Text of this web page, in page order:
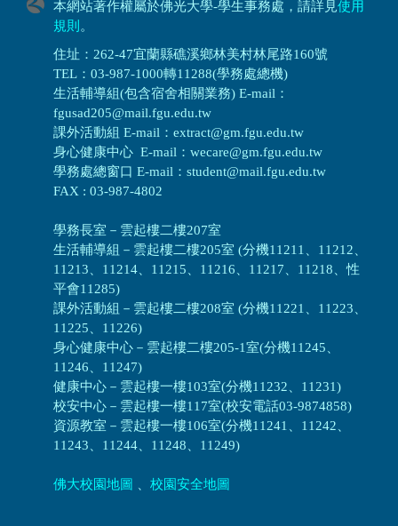
本網站著作權屬於佛光大學-學生事務處，請詳見使用
規則 。
住址：262-47宜蘭縣礁溪鄉林美村林尾路160號
TEL：03-987-1000轉11288(學務處總機)
生活輔導組(包含宿舍相關業務) E-mail：
fgusad205@mail.fgu.edu.tw
課外活動組 E-mail：extract@gm.fgu.edu.tw
身心健康中心 E-mail：wecare@gm.fgu.edu.tw
學務處總窗口 E-mail：student@mail.fgu.edu.tw
FAX : 03-987-4802
學務長室－雲起樓二樓207室
生活輔導組 － 雲起樓二樓205室 (分機11211、11212、
11213、11214、11215、11216、11217、11218、性
平會11285)
課外活動組 － 雲起樓二樓208室 (分機11221、11223、
11225、11226)
身心健康中心 － 雲起樓二樓205-1室(分機11245、
11246、11247)
健康中心－ 雲起樓一樓103室(分機11232、11231)
校安中心－ 雲起樓一樓117室(校安電話03-9874858)
資源教室 － 雲起樓一樓106室(分機11241、11242、
11243、11244、11248、11249)
佛大校園地圖 校園安全地圖